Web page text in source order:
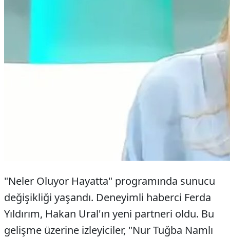
"Neler Oluyor Hayatta" programında sunucu
değişikliği yaşandı. Deneyimli haberci Ferda
Yıldırım, Hakan Ural'ın yeni partneri oldu. Bu
gelişme üzerine izleyiciler, "Nur Tuğba Namlı